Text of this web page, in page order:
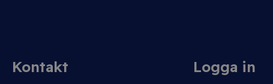
Kontakt Logga in